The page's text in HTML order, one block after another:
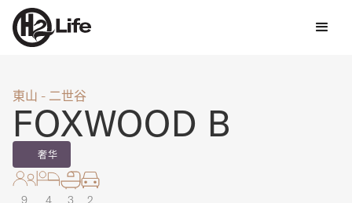
東山 - 二世谷
FOXWOOD B
奢华
9 4 3 2